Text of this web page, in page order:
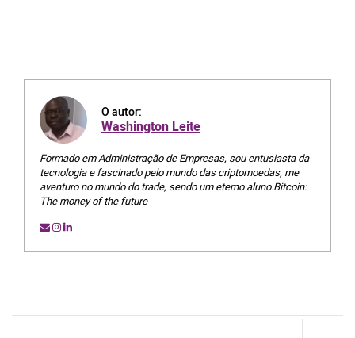
O autor:
Washington Leite
Formado em Administração de Empresas, sou entusiasta da
tecnologia e fascinado pelo mundo das criptomoedas, me
aventuro no mundo do trade, sendo um eterno aluno.Bitcoin:
The money of the future